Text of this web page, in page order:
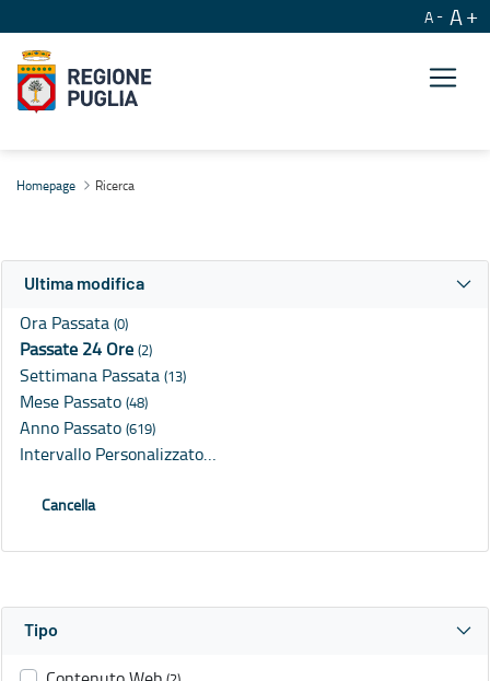
A A
Homepage Ricerca
Ultima modifica
Ora Passata (0)
Passate 24 Ore (2)
Settimana Passata (13)
Mese Passato (48)
Anno Passato (619)
Intervallo Personalizzato…
Cancella
Tipo